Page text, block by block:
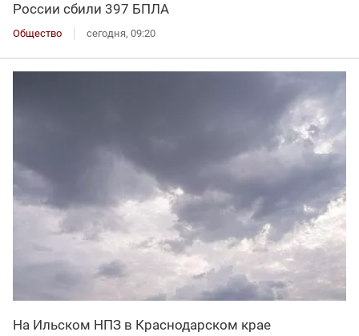
России сбили 397 БПЛА
Общество сегодня, 09:20
На Ильском НПЗ в Краснодарском крае